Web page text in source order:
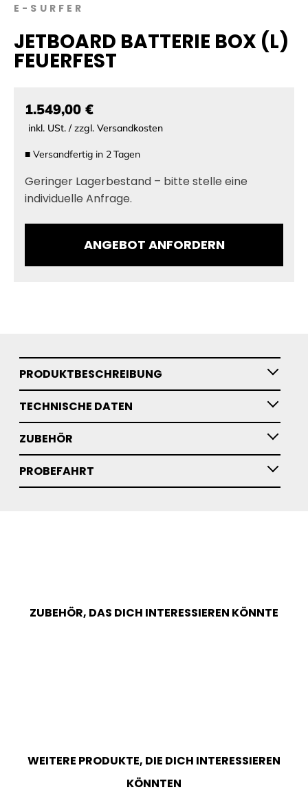
E-SURFER
JETBOARD BATTERIE BOX (L)
FEUERFEST
1.549,00 €
inkl. USt. / zzgl. Versandkosten
■ Versandfertig in 2Tagen
Geringer Lagerbestand – bitte stelle eine
individuelle Anfrage.
ANGEBOT ANFORDERN
PRODUKTBESCHREIBUNG
TECHNISCHE DATEN
ZUBEHÖR
PROBEFAHRT
ZUBEHÖR, DAS DICH INTERESSIEREN KÖNNTE
WEITERE PRODUKTE, DIE DICH INTERESSIEREN
KÖNNTEN